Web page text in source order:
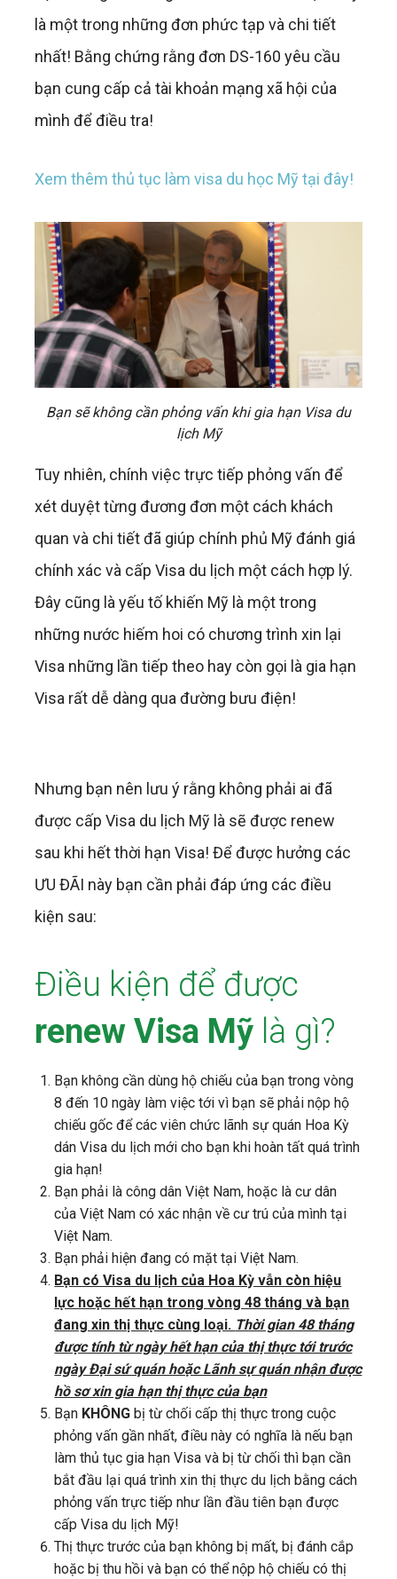
là một trong những đơn phức tạp và chi tiết
nhất! Bằng chứng rằng đơn DS-160 yêu cầu
bạn cung cấp cả tài khoản mạng xã hội của
mình để điều tra!
Xem thêm thủ tục làm visa du học Mỹ tại đây!
Bạn sẽ không cần phỏng vấn khi gia hạn Visa du
lịch Mỹ
Tuy nhiên, chính việc trực tiếp phỏng vấn để
xét duyệt từng đương đơn một cách khách
quan và chi tiết đã giúp chính phủ Mỹ đánh giá
chính xác và cấp Visa du lịch một cách hợp lý.
Đây cũng là yếu tố khiến Mỹ là một trong
những nước hiếm hoi có chương trình xin lại
Visa những lần tiếp theo hay còn gọi là gia hạn
Visa rất dễ dàng qua đường bưu điện!
Nhưng bạn nên lưu ý rằng không phải ai đã
được cấp Visa du lịch Mỹ là sẽ được renew
sau khi hết thời hạn Visa! Để được hưởng các
ƯU ĐÃI này bạn cần phải đáp ứng các điều
kiện sau:
Điều kiện để được
renew Visa Mỹ là gì?
Bạn không cần dùng hộ chiếu của bạn trong vòng
8 đến 10 ngày làm việc tới vì bạn sẽ phải nộp hộ
chiếu gốc để các viên chức lãnh sự quán Hoa Kỳ
dán Visa du lịch mới cho bạn khi hoàn tất quá trình
gia hạn!
Bạn phải là công dân Việt Nam, hoặc là cư dân
của Việt Nam có xác nhận về cư trú của mình tại
Việt Nam.
Bạn phải hiện đang có mặt tại Việt Nam.
Bạn có Visa du lịch của Hoa Kỳ vẫn còn hiệu
lực hoặc hết hạn trong vòng 48 tháng và bạn
đang xin thị thực cùng loại. Thời gian 48 tháng
được tính từ ngày hết hạn của thị thực tới trước
ngày Đại sứ quán hoặc Lãnh sự quán nhận được
hồ sơ xin gia hạn thị thực của bạn
Bạn KHÔNG bị từ chối cấp thị thực trong cuộc
phỏng vấn gần nhất, điều này có nghĩa là nếu bạn
làm thủ tục gia hạn Visa và bị từ chối thì bạn cần
bắt đầu lại quá trình xin thị thực du lịch bằng cách
phỏng vấn trực tiếp như lần đầu tiên bạn được
cấp Visa du lịch Mỹ!
Thị thực trước của bạn không bị mất, bị đánh cắp
hoặc bị thu hồi và bạn có thể nộp hộ chiếu có thị